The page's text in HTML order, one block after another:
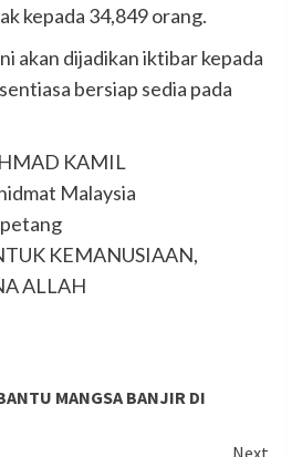
kepada 34,849 orang.
akan dijadikan iktibar kepada
bersiap sedia pada
KAMIL
Malaysia
KEMANUSIAAN,
ALLAH
MANGSA BANJIR DI
Next